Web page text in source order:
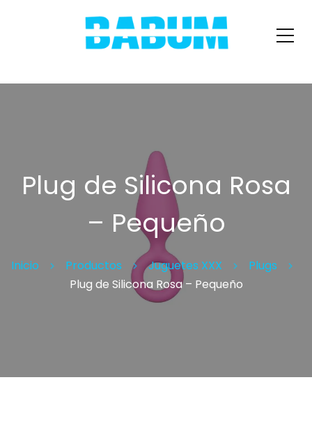
Plug de Silicona Rosa
– Pequeño
Inicio Productos Juguetes XXX
Plugs
Plug de Silicona Rosa – Pequeño